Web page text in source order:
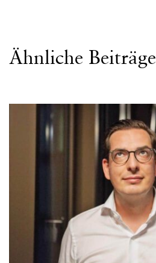
Ähnliche Beiträge